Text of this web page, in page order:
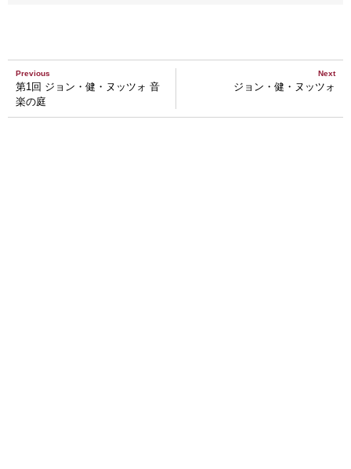
Previous
第1回 ジョン・健・ヌッツォ 音
楽の庭
Next
ジョン・健・ヌッツォ